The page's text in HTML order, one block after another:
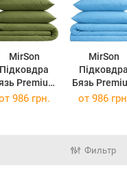
MirSon
Підковдра
Premium
12-0714
MirSon
Бязь
12-4608
986 грн. от 986
Фильтр